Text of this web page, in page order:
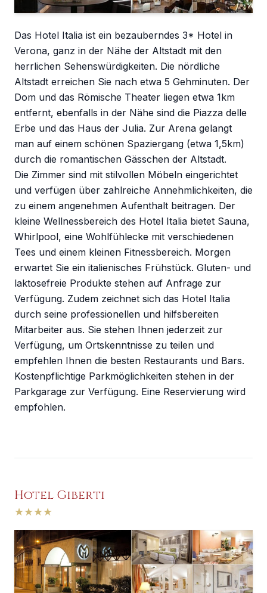
Das Hotel Italia ist ein bezauberndes 3* Hotel in
Verona, ganz in der Nähe der Altstadt mit den
herrlichen Sehenswürdigkeiten. Die nördliche
Altstadt erreichen Sie nach etwa 5 Gehminuten. Der
Dom und das Römische Theater liegen etwa 1km
entfernt, ebenfalls in der Nähe sind die Piazza delle
Erbe und das Haus der Julia. Zur Arena gelangt
man auf einem schönen Spaziergang (etwa 1,5km)
durch die romantischen Gässchen der Altstadt.
Die Zimmer sind mit stilvollen Möbeln eingerichtet
und verfügen über zahlreiche Annehmlichkeiten, die
zu einem angenehmen Aufenthalt beitragen. Der
kleine Wellnessbereich des Hotel Italia bietet Sauna,
Whirlpool, eine Wohlfühlecke mit verschiedenen
Tees und einem kleinen Fitnessbereich. Morgen
erwartet Sie ein italienisches Frühstück. Gluten- und
laktosefreie Produkte stehen auf Anfrage zur
Verfügung. Zudem zeichnet sich das Hotel Italia
durch seine professionellen und hilfsbereiten
Mitarbeiter aus. Sie stehen Ihnen jederzeit zur
Verfügung, um Ortskenntnisse zu teilen und
empfehlen Ihnen die besten Restaurants und Bars.
Kostenpflichtige Parkmöglichkeiten stehen in der
Parkgarage zur Verfügung. Eine Reservierung wird
empfohlen.
Hotel Giberti
★★★★